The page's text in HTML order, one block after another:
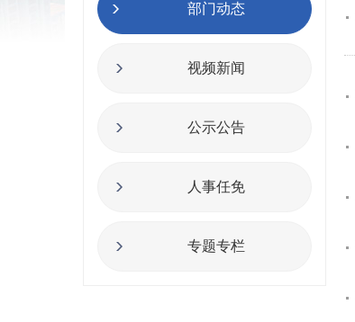
部门动态
视频新闻
公示公告
人事任免
专题专栏